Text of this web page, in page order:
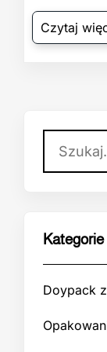
Czytaj
Kategorie
Doypack